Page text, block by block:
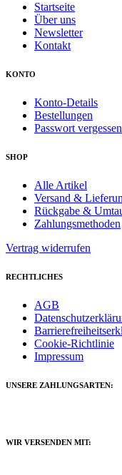
Startseite
Über uns
Newsletter
Kontakt
KONTO
Konto-Details
Bestellungen
Passwort vergessen
SHOP
Alle Artikel
Versand &
Rückgabe &
Zahlungsmethoden
Vertrag widerrufen
RECHTLICHES
AGB
Cookie-Richtlinie
Impressum
UNSERE ZAHLUNGSARTEN:
WIR VERSENDEN MIT: